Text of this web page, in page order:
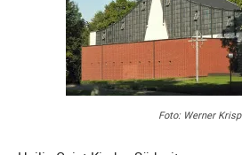
Foto: Werner Krisp